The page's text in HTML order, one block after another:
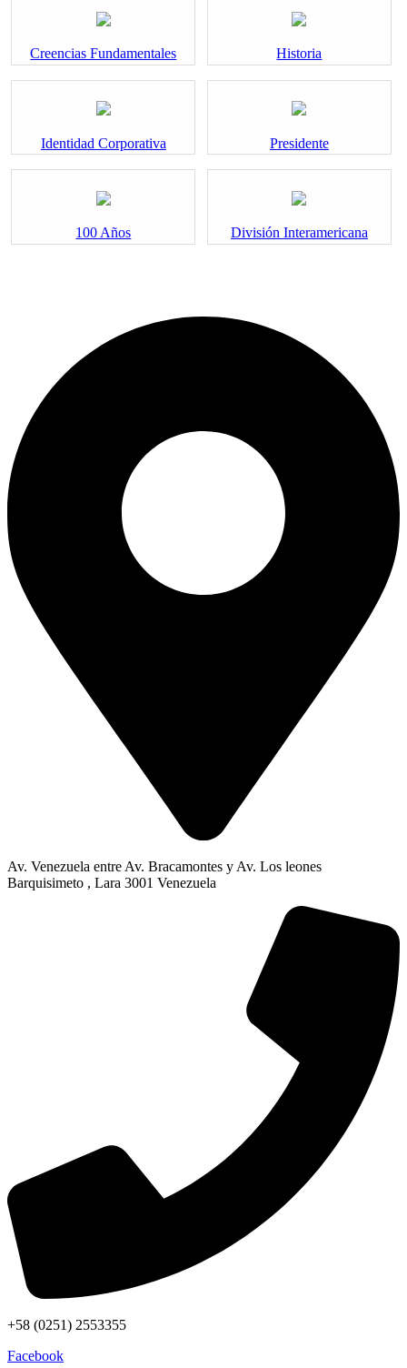
Creencias Fundamentales Historia
Identidad Corporativa Presidente
100 Años División Interamericana
Av. Venezuela entre Av. Bracamontes y Av. Los leones
Barquisimeto , Lara 3001 Venezuela
+58 (0251) 2553355
Facebook